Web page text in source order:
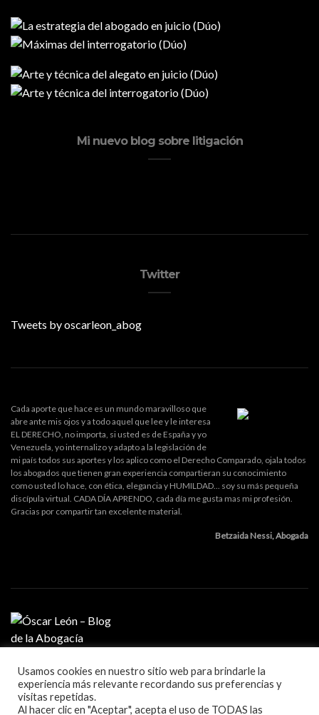
Mi nuevo blog sobre litigación
Twitter
Tweets by oscarleon_abog
Cada aporte que hace es un mundo maravilloso que
abre ante mis ojos y a todo aquel que lee y le interesa
EL DERECHO, no importa, si usted es de España y yo
Venezuela, yo internalizo y adapto a la legislación de
mi país todos sus aportes y los aplico como el Derecho Comparado, ojala todos
los abogados que tienen gran experiencia compartieran su conocimiento
como usted lo hace, con ética, elegancia y HUMILDAD... soy su más pequeña
discípula virtual. CADA DÍA APRENDO, cada día me gusta mas mi profesión.
Gracias por compartir tan excelente material.
Betzaida Nessi, Abogada
MI PROFESIÓN
GESTIÓN DE DESPACHO
LITIGACIÓN Y ORATORIA
Usamos cookies en nuestro sitio web para brindarle la
experiencia más relevante recordando sus preferencias y
visitas repetidas.
Al hacer clic en "Aceptar", acepta el uso de TODAS las